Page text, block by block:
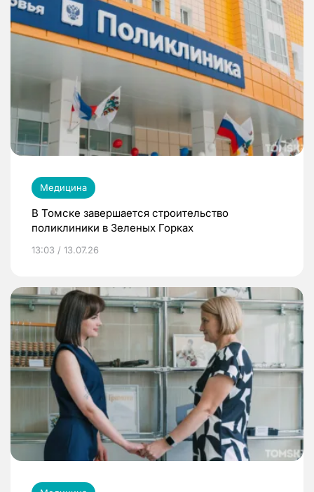
Медицина
В Томске завершается строительство
поликлиники в Зеленых Горках
13:03 / 13.07.26